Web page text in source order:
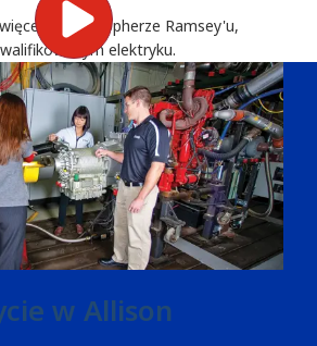
o Christopherze Ramsey'u,
elektryku.
w Allison